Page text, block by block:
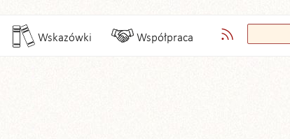
Wskazówki Współpraca